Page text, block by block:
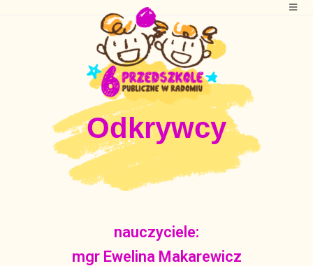
Odkrywcy
nauczyciele:
mgr Ewelina Makarewicz